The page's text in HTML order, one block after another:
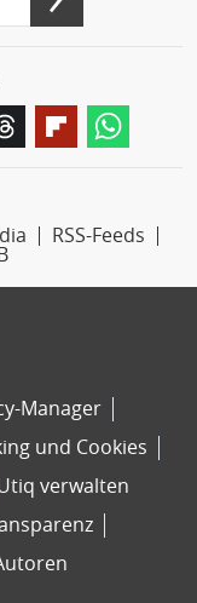
RSS-Feeds
Manager
und Cookies
verwalten